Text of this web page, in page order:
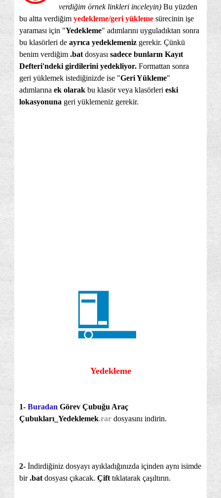
verdiğim örnek linkleri inceleyin) Bu yüzden
bu altta verdiğim yedekleme/geri yükleme sürecinin işe
yaraması için "Yedekleme" adımlarını uyguladıktan sonra
bu klasörleri de ayrıca yedeklemeniz gerekir. Çünkü
benim verdiğim .bat dosyası sadece bunların Kayıt
Defteri'ndeki girdilerini yedekliyor. Formattan sonra
geri yüklemek istediğinizde ise "Geri Yükleme"
adımlarına ek olarak bu klasör veya klasörleri eski
lokasyonuna geri yüklemeniz gerekir.
Yedekleme
1- Buradan Görev Çubuğu Araç
Çubukları_Yedeklemek.rar dosyasını indirin.
2- İndirdiğiniz dosyayı ayıkladığınızda içinden aynı isimde
bir.bat dosyası çıkacak. Çift tıklatarak çaşıltırın.